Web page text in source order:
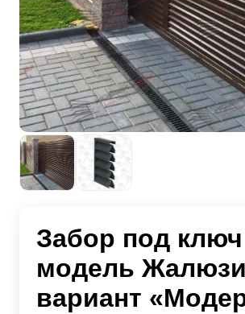
Забор под ключ
модель Жалюзи
вариант